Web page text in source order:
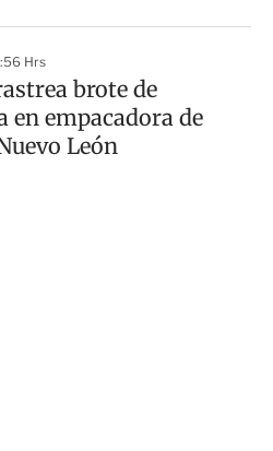
Hrs
brote de
en empacadora de
León